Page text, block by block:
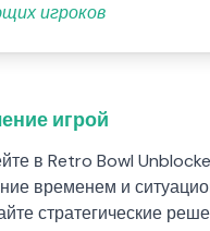
игроков
игрой
в Retro Bowl
временем и
стратегические